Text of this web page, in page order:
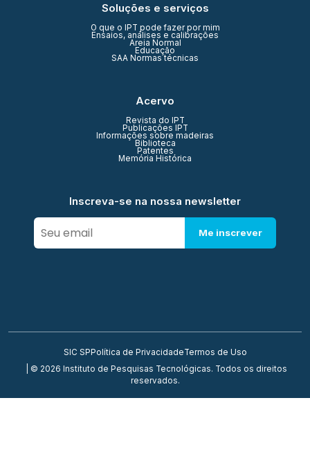
Soluções e serviços
O que o IPT pode fazer por mim
Ensaios, análises e calibrações
Areia Normal
Educação
SAA Normas técnicas
Acervo
Revista do IPT
Publicações IPT
Informações sobre madeiras
Biblioteca
Patentes
Memória Histórica
Inscreva-se na nossa newsletter
Me inscrever
SIC SP Política de PrivacidadeTermos de Uso
| © 2026 Instituto de Pesquisas Tecnológicas. Todos os direitos
reservados.